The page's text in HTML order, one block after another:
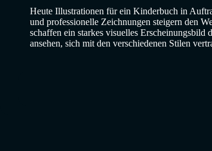
Heute Illustrationen für ein Kinderbuch in
und professionelle Zeichnungen steigern den
schaffen ein starkes visuelles
ansehen, sich mit den verschiedenen Stilen